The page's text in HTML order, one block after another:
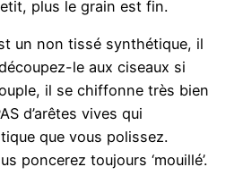
plus le grain est fin.
un non tissé synthétique, il
le aux ciseaux si
il se chiffonne très bien
d’arêtes vives qui
que vous polissez.
poncerez toujours ‘mouillé’.